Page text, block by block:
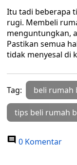
Itu tadi beberapa
rugi. Membeli
menguntungkan,
Pastikan semua
tidak menyesal di
Tag: beli rumah
tips beli rumah
0 Komentar